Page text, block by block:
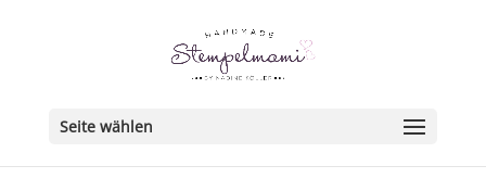
Seite wählen